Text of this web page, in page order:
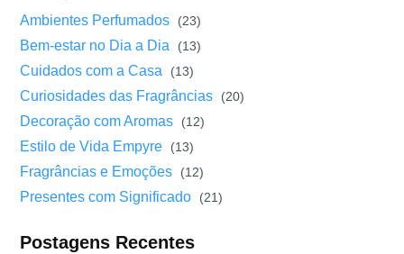
Ambientes Perfumados (23)
Bem-estar no Dia a Dia (13)
Cuidados com a Casa (13)
Curiosidades das Fragrâncias (20)
Decoração com Aromas (12)
Estilo de Vida Empyre (13)
Fragrâncias e Emoções (12)
Presentes com Significado (21)
Postagens Recentes